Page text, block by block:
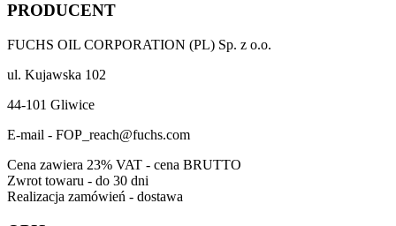
PRODUCENT
FUCHS OIL CORPORATION (PL) Sp. z o.o.
ul. Kujawska 102
44-101 Gliwice
E-mail - FOP_reach@fuchs.com
Cena zawiera 23% VAT - cena BRUTTO
Zwrot towaru - do 30 dni
Realizacja zamówień - dostawa